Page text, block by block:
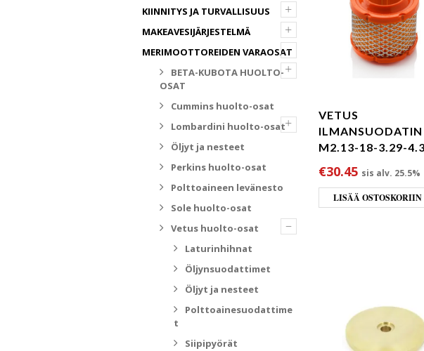
+
KIINNITYS JA TURVALLISUUS
+
MAKEAVESIJÄRJESTELMÄ
–
MERIMOOTTOREIDEN VARAOSAT
+
BETA-KUBOTA HUOLTO-
OSAT
Cummins huolto-osat
+
Lombardini huolto-osat
Öljyt ja nesteet
Perkins huolto-osat
Polttoaineen levänesto
Sole huolto-osat
–
Vetus huolto-osat
Laturinhihnat
Öljynsuodattimet
Öljyt ja nesteet
Polttoainesuodattime
t
Siipipyörät
VETUS
ILMANSUODATIN
M2.13-18-3.29-
€30.45 sis alv. 25.5%
LISÄÄ OSTOSKORIIN